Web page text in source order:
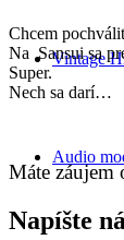
Vintage
Audio
Chcem
Na Sansui sa
Super.
Nech sa darí…
Máte záujem
Napíšte